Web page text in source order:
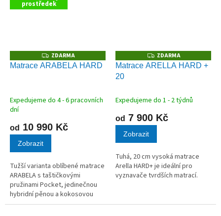
prostředek
Z
D
A
ZDARMA
Matrace ARABELA HARD
Expedujeme do 4 - 6 pracovních
dní
od 10 990 Kč
Zobrazit
Tužší varianta oblíbené matrace
ARABELA s taštičkovými
pružinami Pocket, jedinečnou
hybridní pěnou a kokosovou
deskou na obou stranách.
Z
D
A
ZDARMA
Matrace ARELLA HARD +
20
Expedujeme do 1 - 2 týdnů
od 7 900 Kč
Zobrazit
Tuhá, 20 cm vysoká matrace
Arella HARD+ je ideální pro
vyznavače tvrdších matrací.